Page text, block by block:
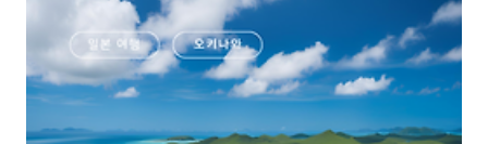
25일부터 30일까지 6일간의 황금연휴 동안, 4대 궁궐(경복궁, 창덕궁, 덕수
궁, 창경궁)과 종묘, 조선왕릉 22개소가 무료로 개방됩니다. 또한 국립중앙박
물관, 국립고궁박물관, 국립현대미술관 등 주요 문화시설도 무료 관람(설날 당
일 휴관)이..